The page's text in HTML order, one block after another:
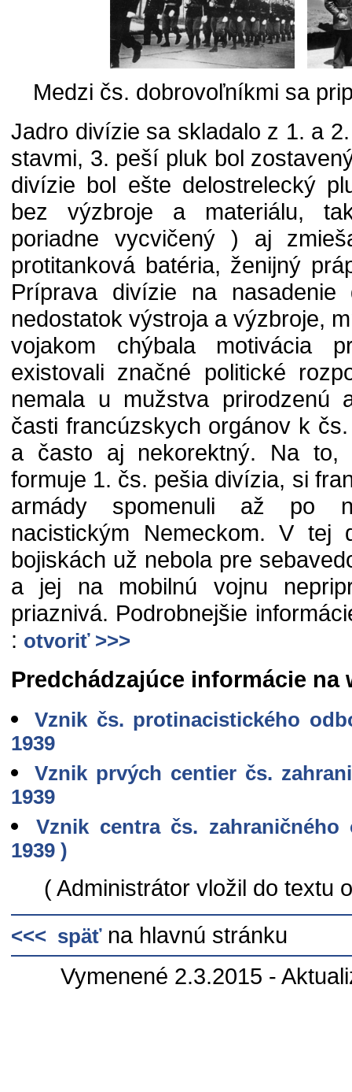
Medzi čs. dobrovoľníkmi sa
Jadro divízie sa skladalo z 1. a
stavmi, 3. peší pluk bol
divízie bol ešte delostrelecký
bez výzbroje a materiálu,
poriadne vycvičený ) aj
protitanková batéria, ženijný
Príprava divízie na
nedostatok výstroja a výzbroje,
vojakom chýbala motivácia
existovali značné politické
nemala u mužstva prirodzenú
časti francúzskych orgánov k
a často aj nekorektný. Na to,
formuje 1. čs. pešia divízia, si
armády spomenuli až po
nacistickým Nemeckom. V tej
bojiskách už nebola pre
a jej na mobilnú vojnu
priaznivá. Podrobnejšie
: otvoriť >>>
Predchádzajúce informácie
Vznik čs. protinacistického
1939
Vznik prvých centier čs.
1939
Vznik centra čs.
1939 )
( Administrátor vložil do textu
<<< späťna hlavnú stránku
Vymenené 2.3.2015 -